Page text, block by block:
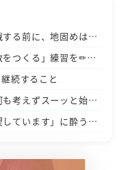
する前に、地固めは…
をつくる」練習を✏…
続すること
も考えずスーッと始…
ています」に酔う…